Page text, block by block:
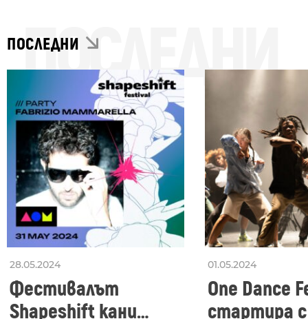
ПОСЛЕДНИ
ПОСЛЕДНИ
28.05.2024
Фестивалът
Shapeshift кани
01.05.2024
One Dance
стартира